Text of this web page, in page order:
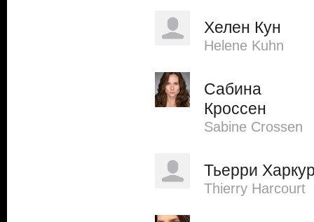
Хелен Кун
Helene Kuhn
Сабина
Кроссен
Sabine Crossen
Тьерри
Thierry Harcourt